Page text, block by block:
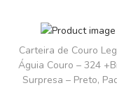
Carteira de Couro
Águia Couro – 324
Surpresa – Preto,